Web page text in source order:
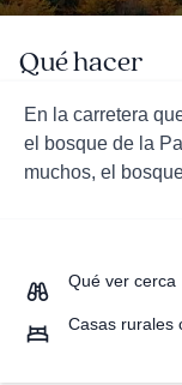
Qué hacer
En la carretera
el bosque de la
muchos, el
Qué ver cerca
Casas rurales